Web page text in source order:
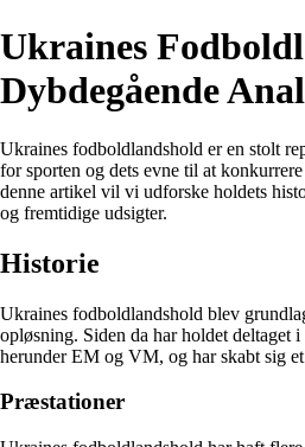
Ukraines
Dybdegående
Ukraines fodboldlandshold er en stolt
for sporten og dets evne til at
denne artikel vil vi udforske holdets
og fremtidige udsigter.
Historie
Ukraines fodboldlandshold blev
opløsning. Siden da har holdet deltaget
herunder EM og VM, og har skabt sig
Præstationer